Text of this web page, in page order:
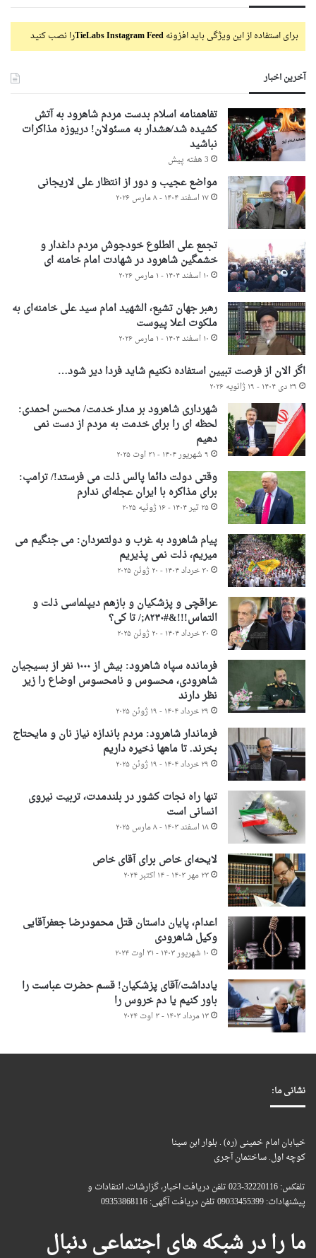
برای استفاده از این ویژگی باید افزونهTieLabs Instagram Feedرا نصب کنید
آخرین اخبار
تفاهمنامه اسلام بدست مردم شاهرود به آتش
کشیده شد/هشدار به مسئولان! دریوزه مذاکرات
نباشید
3 هفته پیش
مواضع عجیب و دور از انتظار علی لاریجانی
۱۷ اسفند ۱۴۰۴ - ۸ مارس ۲۰۲۶
تجمع علی الطلوع خودجوش مردم داغدار و
خشمگین شاهرود در شهادت امام خامنه ای
۱۰ اسفند ۱۴۰۴ - ۱ مارس ۲۰۲۶
رهبر جهان تشیع، الشهید امام سید علی خامنه‌ای به
ملکوت اعلا پیوست
۱۰ اسفند ۱۴۰۴ - ۱ مارس ۲۰۲۶
اگر الان از فرصت تبیین استفاده نکنیم شاید فردا دیر شود…
۲۹ دی ۱۴۰۴ - ۱۹ ژانویه ۲۰۲۶
شهرداری شاهرود بر مدار خدمت/ محسن احمدی:
لحظه ای را برای خدمت به مردم از دست نمی
دهیم
۹ شهریور ۱۴۰۴ - ۳۱ اوت ۲۰۲۵
وقتی دولت دائما پالس ذلت می فرستد!/ ترامپ:
برای مذاکره با ایران عجله‌ای ندارم
۲۵ تیر ۱۴۰۴ - ۱۶ ژوئیه ۲۰۲۵
پیام شاهرود به غرب و دولتمردان: می جنگیم می
میریم، ذلت نمی پذیریم
۳۰ خرداد ۱۴۰۴ - ۲۰ ژوئن ۲۰۲۵
عراقچی و پزشکیان و بازهم دیپلماسی ذلت و
التماس!!!&#۸۲۳۰;/ تا کی؟
۳۰ خرداد ۱۴۰۴ - ۲۰ ژوئن ۲۰۲۵
فرمانده سپاه شاهرود: بیش از ۱۰۰۰ نفر از بسیجیان
شاهرودی، محسوس و نامحسوس اوضاع را زیر
نظر دارند
۲۹ خرداد ۱۴۰۴ - ۱۹ ژوئن ۲۰۲۵
فرماندار شاهرود: مردم باندازه نیاز نان و مایحتاج
بخرند. تا ماهها ذخیره داریم
۲۹ خرداد ۱۴۰۴ - ۱۹ ژوئن ۲۰۲۵
تنها راه نجات کشور در بلندمدت، تربیت نیروی
انسانی است
۱۸ اسفند ۱۴۰۳ - ۸ مارس ۲۰۲۵
لایحه‌ای خاص برای آقای خاص
۲۳ مهر ۱۴۰۳ - ۱۴ اکتبر ۲۰۲۴
اعدام، پایان داستان قتل محمودرضا جعفرآقایی
وکیل شاهرودی
۱۰ شهریور ۱۴۰۳ - ۳۱ اوت ۲۰۲۴
یادداشت/آقای پزشکیان! قسم حضرت عباست را
باور کنیم یا دم خروس را
۱۳ مرداد ۱۴۰۳ - ۳ اوت ۲۰۲۴
نشانی ما:
خیابان امام خمینی (ره) . بلوار ابن سینا
کوچه اول. ساختمان آجری
تلفکس: 32220116-023 تلفن دریافت اخبار، گزارشات، انتقادات و
پیشنهادات: 09033455399 تلفن دریافت آگهی: 09353868116
ما را در شبکه های اجتماعی دنبال